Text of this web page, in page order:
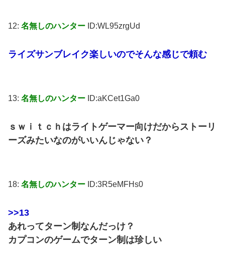
12: 名無しのハンター ID:WL95zrgUd
ライズサンブレイク楽しいのでそんな感じで頼む
13: 名無しのハンター ID:aKCet1Ga0
ｓｗｉｔｃｈはライトゲーマー向けだからストーリ
ーズみたいなのがいいんじゃない？
18: 名無しのハンター ID:3R5eMFHs0
>>13
あれってターン制なんだっけ？
カプコンのゲームでターン制は珍しい